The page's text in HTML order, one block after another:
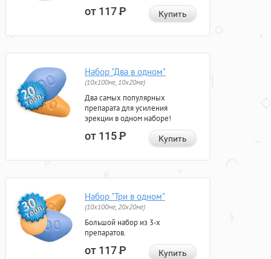
от 117Р Купить
Набор "Два в одном"
(10x100мг, 10x20мг)
Два самых популярных
препарата для усиления
эрекции в одном наборе!
от 115Р Купить
Набор "Три в одном"
(10x100мг, 20x20мг)
Большой набор из 3-х
препаратов.
от 117Р Купить